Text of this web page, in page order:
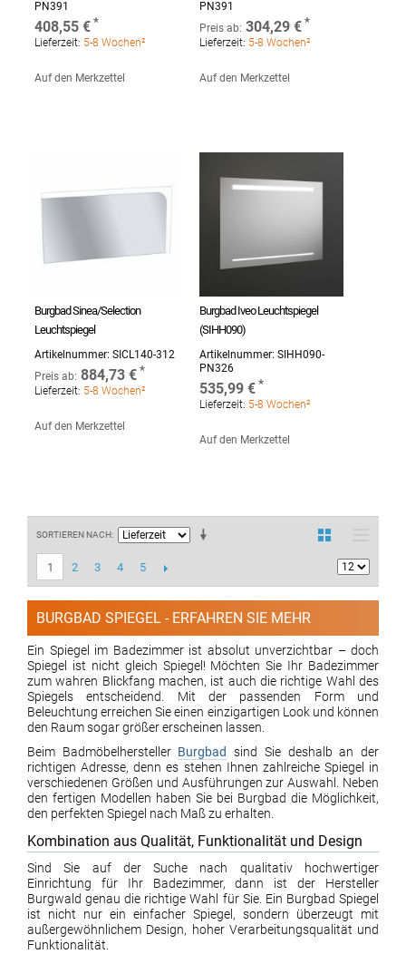
BURGBAD SPIEGEL - ERFAHREN SIE MEHR
Ein Spiegel im Badezimmer ist absolut unverzichtbar – doch
Spiegel ist nicht gleich Spiegel! Möchten Sie Ihr Badezimmer
zum wahren Blickfang machen, ist auch die richtige Wahl des
Spiegels entscheidend. Mit der passenden Form und
Beleuchtung erreichen Sie einen einzigartigen Look und können
den Raum sogar größer erscheinen lassen.
Beim Badmöbelhersteller Burgbad
sind Sie deshalb an der
richtigen Adresse, denn es stehen Ihnen zahlreiche Spiegel in
verschiedenen Größen und Ausführungen zur Auswahl. Neben
den fertigen Modellen haben Sie bei Burgbad die Möglichkeit,
den perfekten Spiegel nach Maß zu erhalten.
Kombination aus Qualität, Funktionalität und Design
Sind Sie auf der Suche nach qualitativ hochwertiger
Einrichtung für Ihr Badezimmer, dann ist der Hersteller
Burgwald genau die richtige Wahl für Sie. Ein Burgbad Spiegel
ist nicht nur ein einfacher Spiegel, sondern überzeugt mit
außergewöhnlichem Design, hoher Verarbeitungsqualität und
Funktionalität.
PN391
408,55 €
Lieferzeit: 5-8 Wochen²
Auf den Merkzettel
PN391
Preis ab: 304,29 €
Lieferzeit: 5-8 Wochen²
Auf den Merkzettel
Burgbad Sinea/Selection
Leuchtspiegel
Artikelnummer: SICL140-312
Preis ab: 884,73 €
Lieferzeit: 5-8 Wochen²
Auf den Merkzettel
Burgbad Iveo Leuchtspiegel
(SIHH090)
Artikelnummer:SIHH090-
PN326
535,99 €
Lieferzeit: 5-8 Wochen²
Auf den Merkzettel
SORTIEREN NACH
1 2 3 4 5